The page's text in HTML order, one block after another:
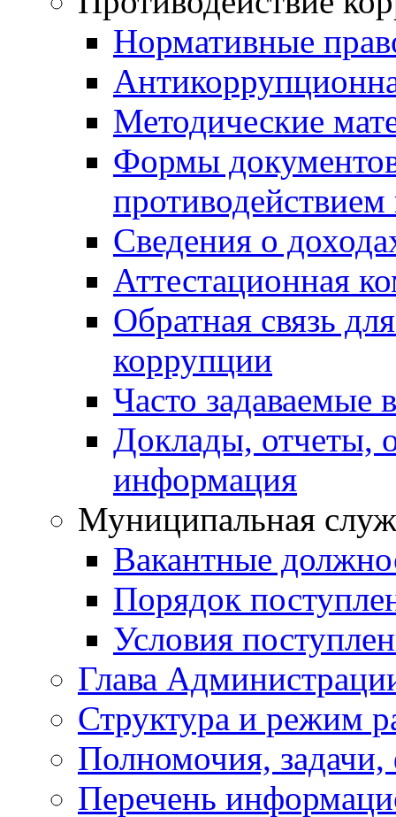
Нормативные
Методические
Формы
Сведения о
Аттестационная
Обратная связь
коррупции
Часто задаваемые
Доклады, отчеты,
информация
Муниципальная
Вакантные
Порядок
Условия
Глава
Структура и режим
Полномочия,
Перечень